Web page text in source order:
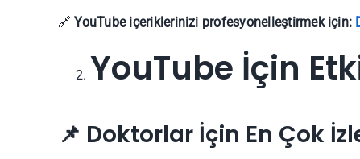
🔗YouTube içeriklerinizi profesyonelleştirmek için:
YouTube İçin
📌 Doktorlar İçin En Çok